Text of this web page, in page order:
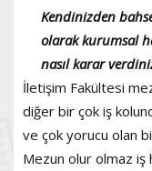
Kendinizden
olarak kurumsal
nasıl karar
İletişim Fakültesi
diğer bir çok iş
ve çok yorucu olan
Mezun olur olmaz iş